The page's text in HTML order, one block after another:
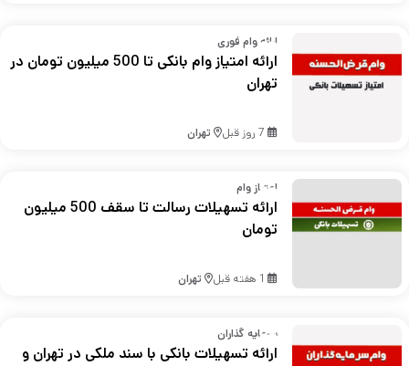
ارائه وام فوری
ارائه امتیاز وام بانکی تا 500 میلیون تومان در
تهران
7 روز قبل تهران
امتیاز وام
ارائه تسهیلات رسالت تا سقف 500 میلیون
تومان
1 هفته قبل تهران
سرمایه گذاران
ارائه تسهیلات بانکی با سند ملکی در تهران و